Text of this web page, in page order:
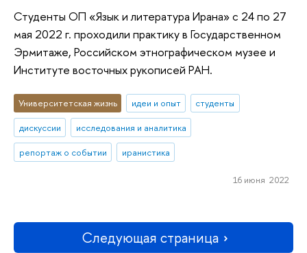
Студенты ОП «Язык и литература Ирана» с 24 по 27
мая 2022 г. проходили практику в Государственном
Эрмитаже, Российском этнографическом музее и
Институте восточных рукописей РАН.
Университетская жизнь идеи и опыт
студенты
дискуссии
исследования и аналитика
репортаж о событии
иранистика
16 июня 2022
Следующая страница